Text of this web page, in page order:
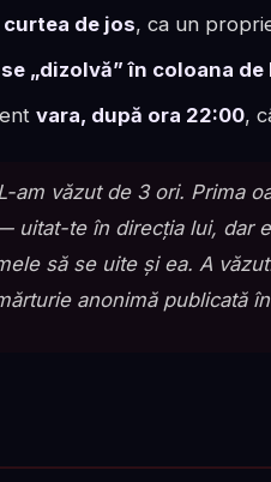
de jos, ca un
se „dizolvă” în coloana de
vara, după ora 22:00,
am văzut de 3 ori. Prima
uitat-te în direcția lui, dar
să se uite și ea. A
anonimă publicată